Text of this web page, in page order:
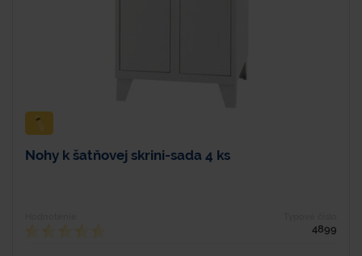
Nohy k šatňovej skrini-sada 4 ks
4899